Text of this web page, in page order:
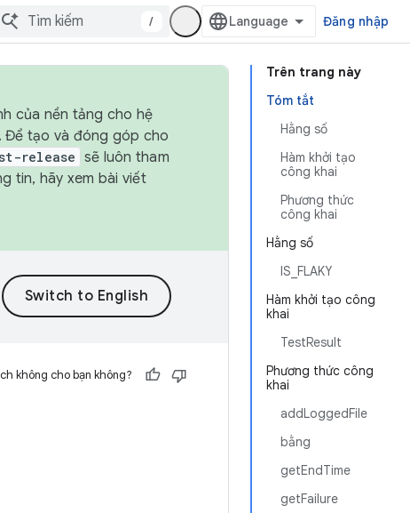
/ Đăng nhập
Trên trang này
Tóm tắt
Hằng số
Hàm khởi tạo
công khai
Phương thức
công khai
Hằng số
IS_FLAKY
Hàm khởi tạo công
khai
TestResult
Phương thức công
khai
addLoggedFile
bằng
getEndTime
getFailure
của nền tảng cho hệ
Để tạo và đóng góp cho
release sẽ luôn tham
tin, hãy xem bài viết
không cho bạn không?